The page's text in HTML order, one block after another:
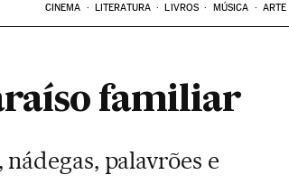
CINEMA LITERATURA LIVROS MÚSICA ARTE
familiar
palavrões e